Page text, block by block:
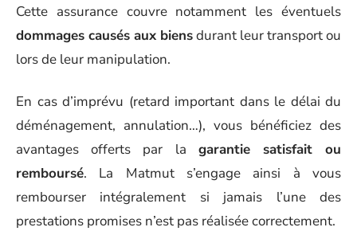
Cette assurance couvre notamment les éventuels
dommages causés aux biensdurant leur transport ou
lors de leur manipulation.
En cas d’imprévu (retard important dans le délai du
déménagement, annulation…), vous bénéficiez des
avantages offerts par la garantie satisfait ou
remboursé. La Matmut s’engage ainsi à vous
rembourser intégralement si jamais l’une des
prestations promises n’est pas réalisée correctement.